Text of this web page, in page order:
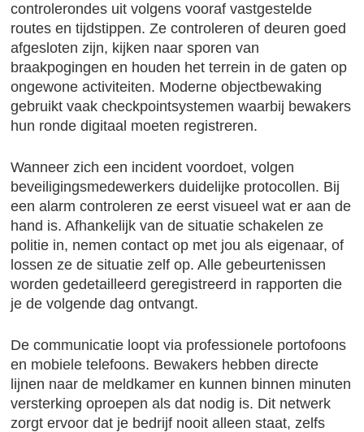
controlerondes uit volgens vooraf vastgestelde
routes en tijdstippen. Ze controleren of deuren goed
afgesloten zijn, kijken naar sporen van
braakpogingen en houden het terrein in de gaten op
ongewone activiteiten. Moderne objectbewaking
gebruikt vaak checkpointsystemen waarbij bewakers
hun ronde digitaal moeten registreren.
Wanneer zich een incident voordoet, volgen
beveiligingsmedewerkers duidelijke protocollen. Bij
een alarm controleren ze eerst visueel wat er aan de
hand is. Afhankelijk van de situatie schakelen ze
politie in, nemen contact op met jou als eigenaar, of
lossen ze de situatie zelf op. Alle gebeurtenissen
worden gedetailleerd geregistreerd in rapporten die
je de volgende dag ontvangt.
De communicatie loopt via professionele portofoons
en mobiele telefoons. Bewakers hebben directe
lijnen naar de meldkamer en kunnen binnen minuten
versterking oproepen als dat nodig is. Dit netwerk
zorgt ervoor dat je bedrijf nooit alleen staat, zelfs